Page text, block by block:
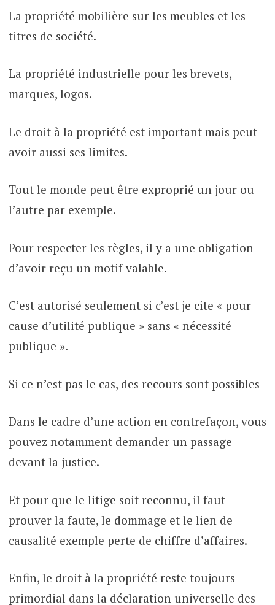
La propriété mobilière sur les meubles et les
titres de société.
La propriété industrielle pour les brevets,
marques, logos.
Le droit à la propriété est important mais peut
avoir aussi ses limites.
Tout le monde peut être exproprié un jour ou
l’autre par exemple.
Pour respecter les règles, il y a une obligation
d’avoir reçu un motif valable.
C’est autorisé seulement si c’est je cite « pour
cause d’utilité publique » sans « nécessité
publique ».
Si ce n’est pas le cas, des recours sont possibles
Dans le cadre d’une action en contrefaçon, vous
pouvez notamment demander un passage
devant la justice.
Et pour que le litige soit reconnu, il faut
prouver la faute, le dommage et le lien de
causalité exemple perte de chiffre d’affaires.
Enfin, le droit à la propriété reste toujours
primordial dans la déclaration universelle des